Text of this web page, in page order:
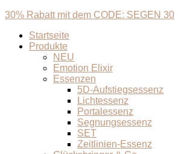
30% Rabatt mit dem CODE: SEGEN 30
Startseite
Produkte
NEU
Emotion Elixir
Essenzen
5D-Aufstiegsessenz
Lichtessenz
Portalessenz
Segnungsessenz
SET
Zeitlinien-Essenz